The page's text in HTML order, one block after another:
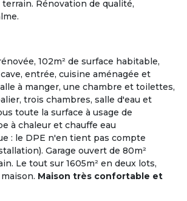
Rénovation de qualité,
102m² de surface habitable,
entrée, cuisine aménagée et
à manger, une chambre et toilettes,
trois chambres, salle d'eau et
toute la surface à usage de
à chaleur et chauffe eau
: le DPE n'en tient pas compte
Garage ouvert de 80m²
Le tout sur 1605m² en deux lots,
Maison très confortable et
d'une Maison
, nouveau modèle de
, séduit de nombreux retraités ou
aspirent à un mode de vie
a son rôle à jouer.
pour seniors, habitat à taille